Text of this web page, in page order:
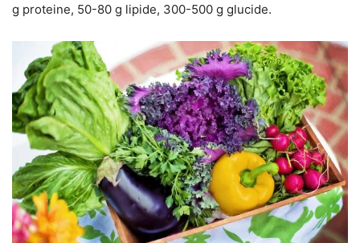
g proteine, 50-80 g lipide, 300-500 g glucide.